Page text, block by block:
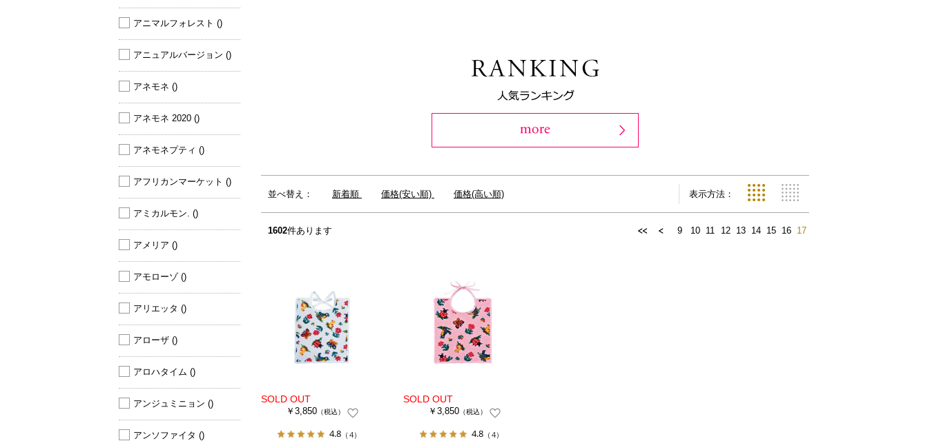
表示方法：
並べ替え： 新着順 価格(安い順) 価格(高い順)
1602件あります 9 10 11 12 13 14 15 16 17
￥3,850（税込）
4.8 （4）
￥3,850（税込）
4.8 （4）
アニマルフォレスト ()
アニュアルバージョン ()
アネモネ ()
アネモネ 2020 ()
アネモネプティ ()
アフリカンマーケット ()
アミカルモン. ()
アメリア ()
アモローゾ ()
アリエッタ ()
アローザ ()
アロハタイム ()
アンジュミニョン ()
アンソファイタ ()